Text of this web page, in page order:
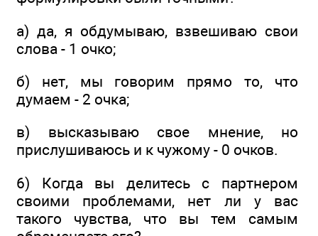
а) да, я обдумываю, взвешиваю свои
слова - 1 очко;
б) нет, мы говорим прямо то, что
думаем - 2 очка;
в) высказываю свое мнение, но
прислушиваюсь и к чужому - 0 очков.
6) Когда вы делитесь с партнером
своими проблемами, нет ли у вас
такого чувства, что вы тем самым